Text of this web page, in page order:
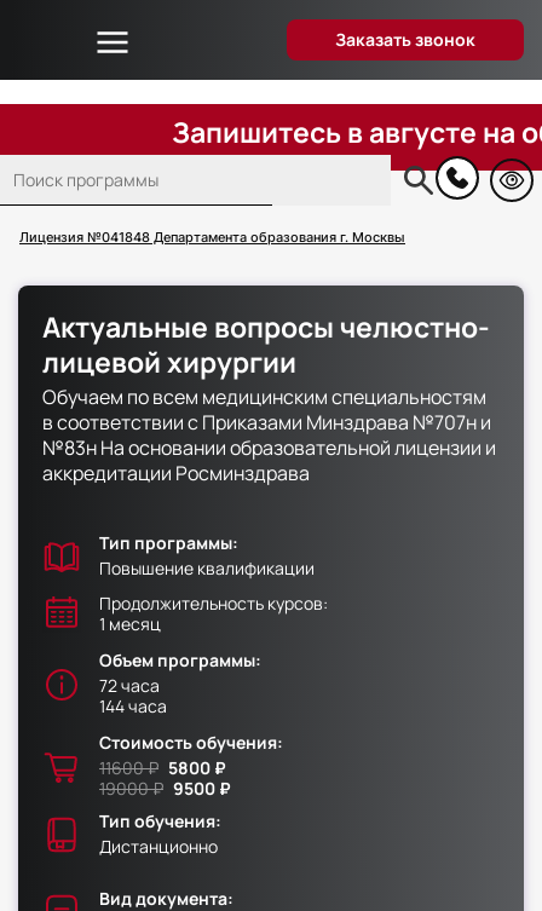
Лицензия №041848 Департамента образования г. Москвы
Заказать звонок
Основная
навигация
Об университете
Дистанционное образование
Преподаватели
Вопрос-ответ
Способы оплаты
Поступающим
Сведения об образовательной организации
Контакты
Юридический факультет
Факультет менеджмента и экономики
Факультет педагогики
Факультет психологии
Факультет рекламы и связей с общественностью
Факультет социальной работы
Запишитесь в августе на
Актуальные вопросы челюстно-
лицевой хирургии
Обучаем по всем медицинским специальностям
в соответствии с Приказами Минздрава №707н и
№83н На основании образовательной лицензии и
аккредитации Росминздрава
Тип программы:
Повышение квалификации
Продолжительность курсов:
1 месяц
Объем программы:
72 часа
144 часа
Стоимость обучения:
11600 ₽ 5800 ₽
19000 ₽ 9500 ₽
Тип обучения:
Дистанционно
Вид документа: